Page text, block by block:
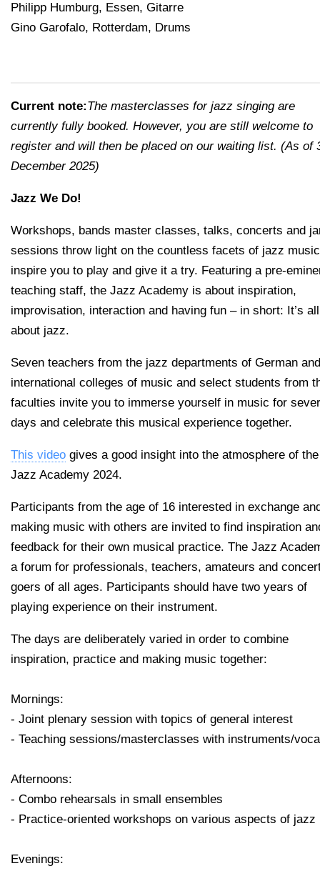
Philipp Humburg, Essen, Gitarre
Gino Garofalo, Rotterdam, Drums
Current note:The masterclasses for jazz singing are
currently fully booked. However, you are still welcome to
register and will then be placed on our waiting list. (As of
December 2025)
Jazz We Do!
Workshops, bands master classes, talks, concerts and
sessions throw light on the countless facets of jazz
inspire you to play and give it a try. Featuring a pre-
teaching staff, the Jazz Academy is about inspiration,
improvisation, interaction and having fun – in short: It’s all
about jazz.
Seven teachers from the jazz departments of German and
international colleges of music and select students from
faculties invite you to immerse yourself in music for
days and celebrate this musical experience together.
This video gives a good insight into the atmosphere of the
Jazz Academy 2024.
Participants from the age of 16 interested in exchange
making music with others are invited to find inspiration
feedback for their own musical practice. The Jazz
a forum for professionals, teachers, amateurs and
goers of all ages. Participants should have two years of
playing experience on their instrument.
The days are deliberately varied in order to combine
inspiration, practice and making music together:
Mornings:
- Joint plenary session with topics of general interest
- Teaching sessions/masterclasses with instruments/
Afternoons:
- Combo rehearsals in small ensembles
- Practice-oriented workshops on various aspects of jazz
Evenings: